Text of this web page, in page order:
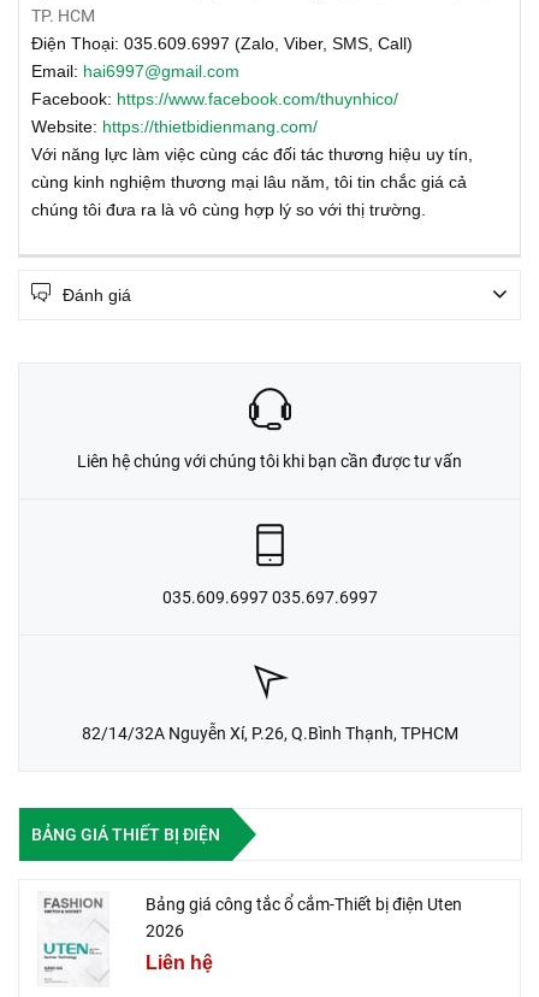
TP. HCM
Điện Thoại: 035.609.6997 (Zalo, Viber, SMS, Call)
Email: hai6997@gmail.com
Facebook: https://www.facebook.com/thuynhico/
Website: https://thietbidienmang.com/
Với năng lực làm việc cùng các đối tác thương hiệu uy tín,
cùng kinh nghiệm thương mại lâu năm, tôi tin chắc giá cả
chúng tôi đưa ra là vô cùng hợp lý so với thị trường.
Đánh giá
Liên hệ chúng với chúng tôi khi bạn cần được tư vấn
035.609.6997 035.697.6997
82/14/32A Nguyễn Xí, P.26, Q.Bình Thạnh, TPHCM
BẢNG GIÁ THIẾT BỊ ĐIỆN
Bảng giá công tắc ổ cắm-Thiết bị điện Uten
2026
Liên hệ